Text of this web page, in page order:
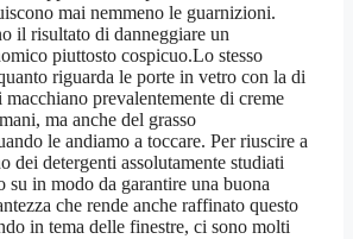
mai nemmeno le guarnizioni.
il risultato di danneggiare un
piuttosto cospicuo.Lo stesso
riguarda le porte in vetro con la di
macchiano prevalentemente di creme
ma anche del grasso
le andiamo a toccare. Per riuscire a
dei detergenti assolutamente studiati
su in modo da garantire una buona
che rende anche raffinato questo
in tema delle finestre, ci sono molti